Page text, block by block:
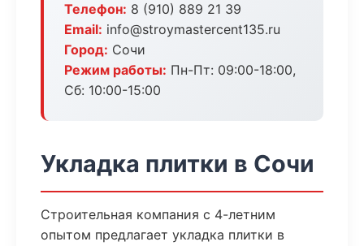
Телефон: 8 (910) 889 21 39
Email: info@stroymastercent135.ru
Город: Сочи
Режим работы: Пн-Пт: 09:00-18:00,
Сб: 10:00-15:00
Укладка плитки в Сочи
Строительная компания с 4-летним
опытом предлагает укладка плитки в